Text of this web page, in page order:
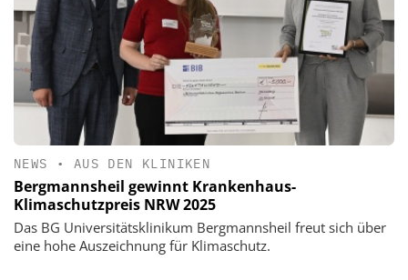
NEWS • AUS DEN KLINIKEN
Bergmannsheil gewinnt Krankenhaus-
Klimaschutzpreis NRW 2025
Das BG Universitätsklinikum Bergmannsheil freut sich über
eine hohe Auszeichnung für Klimaschutz.